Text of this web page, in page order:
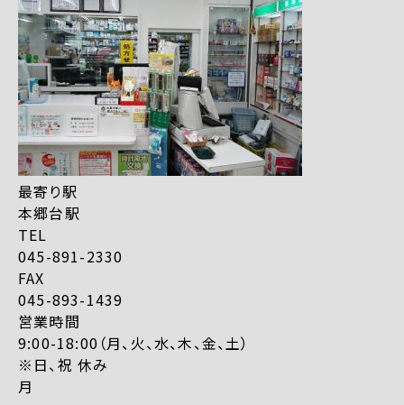
最寄り駅
本郷台駅
TEL
045-891-2330
FAX
045-893-1439
営業時間
9:00-18:00（月、火、水、木、金、土）
※日、祝 休み
月